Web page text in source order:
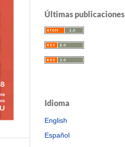
Últimas publicaciones
Idioma
English
Español